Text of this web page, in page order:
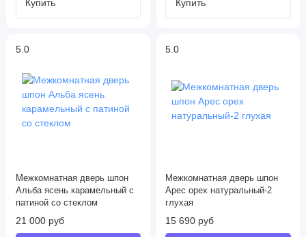
5.0
Межкомнатная дверь шпон
Альба ясень карамельный с
патиной со стеклом
21 000 руб
5.0
Межкомнатная дверь шпон
Арес орех натуральный-2
глухая
15 690 руб